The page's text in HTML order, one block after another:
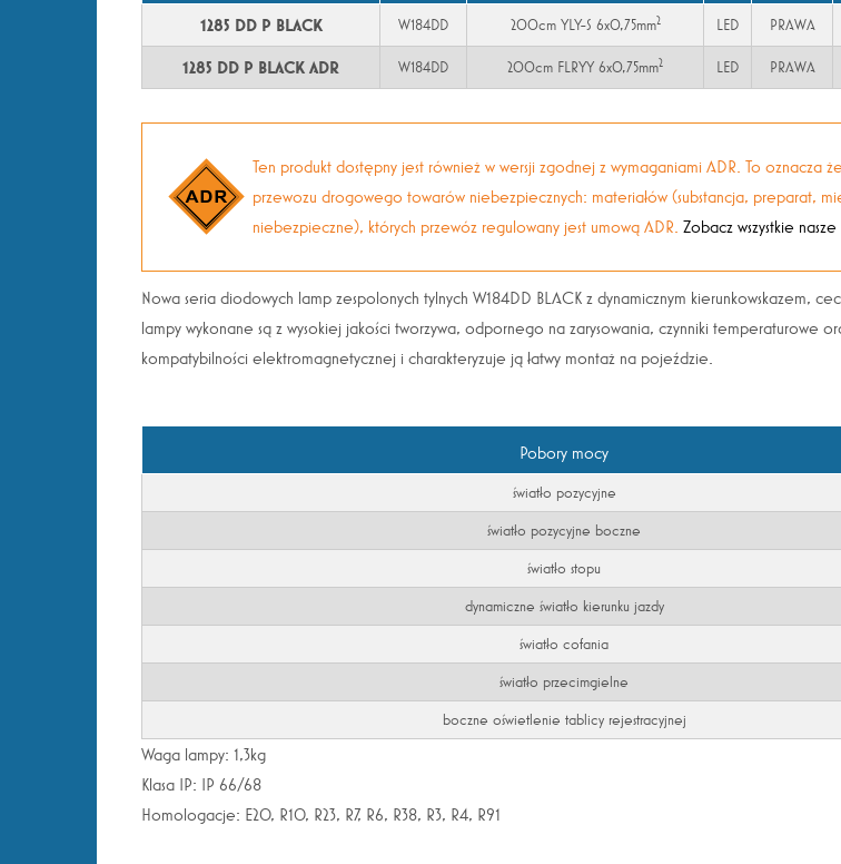
1285 DD P BLACK W184DD 200cm YLY-S 6x0,75mm2 LED PRAWA
1285 DD P BLACK ADR W184DD 200cm FLRYY 6x0,75mm2 LED PRAWA
Ten produkt dostępny jest również w wersji zgodnej z wymaganiami ADR. To
przewozu drogowego towarów niebezpiecznych: materiałów (substancja, preparat,
niebezpieczne), których przewóz regulowany jest umową ADR. Zobacz wszystkie
Nowa seria diodowych lamp zespolonych tylnych W184DD BLACK z dynamicznym kierunkowskazem,
lampy wykonane są z wysokiej jakości tworzywa, odpornego na zarysowania, czynniki
kompatybilności elektromagnetycznej i charakteryzuje ją łatwy montaż na pojeździe.
Pobory mocy
światło pozycyjne
światło pozycyjne boczne
światło stopu
dynamiczne światło kierunku jazdy
światło cofania
światło przecimgielne
boczne oświetlenie tablicy rejestracyjnej
Waga lampy: 1,3kg
Klasa IP: IP 66/68
Homologacje: E20, R10, R23, R7, R6, R38, R3, R4, R91